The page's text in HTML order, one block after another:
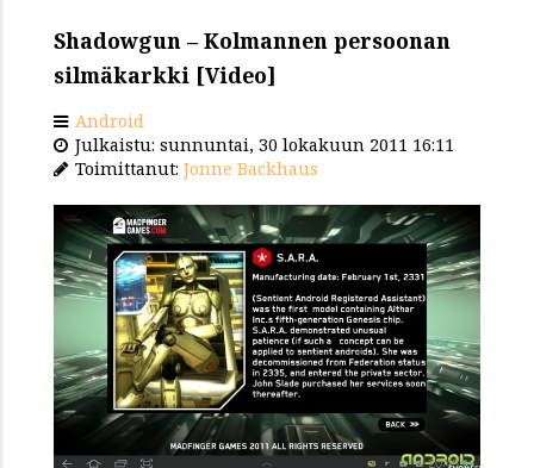
Shadowgun – Kolmannen persoonan
silmäkarkki [Video]
Android
Julkaistu: sunnuntai, 30 lokakuun 2011 16:11
Toimittanut: Jonne Backhaus